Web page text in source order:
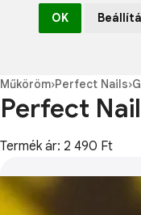
OK
Műköröm›Perfect Nails›
Perfect
Termék ár: 2 490 Ft